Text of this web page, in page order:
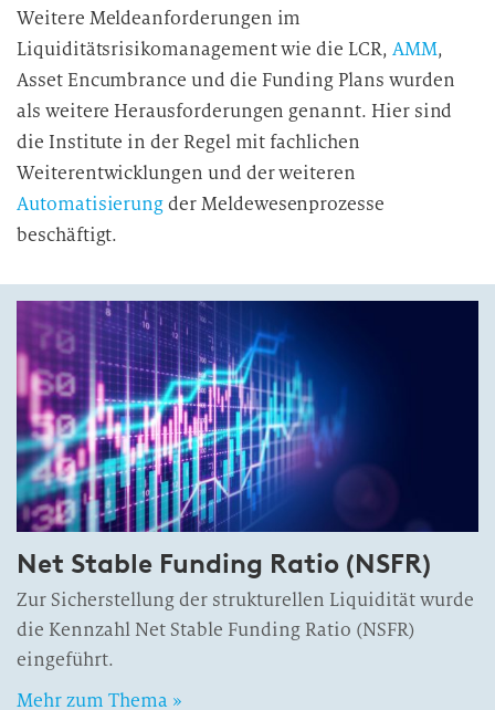
Weitere Meldeanforderungen im
Liquiditätsrisikomanagement wie die LCR, AMM,
Asset Encumbrance und die Funding Plans wurden
als weitere Herausforderungen genannt. Hier sind
die Institute in der Regel mit fachlichen
Weiterentwicklungen und der weiteren
Automatisierungder Meldewesenprozesse
beschäftigt.
Net Stable Funding Ratio (NSFR)
Zur Sicherstellung der strukturellen Liquidität wurde
die Kennzahl Net Stable Funding Ratio (NSFR)
eingeführt.
Mehr zum Thema »